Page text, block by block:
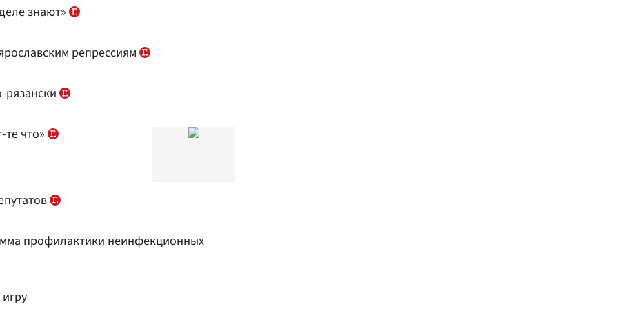
знают»
репрессиям
те что»
профилактики неинфекционных